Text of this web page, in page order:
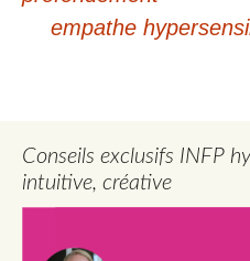
articles
empathe
Conseils exclusifs INFP
intuitive, créative